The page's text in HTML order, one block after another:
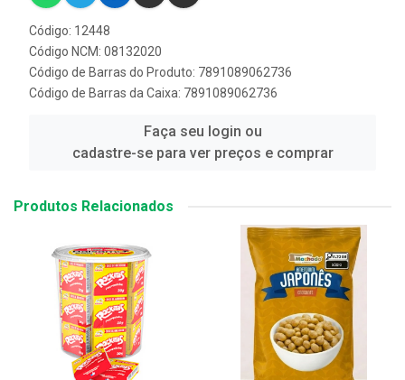
Código: 12448
Código NCM: 08132020
Código de Barras do Produto: 7891089062736
Código de Barras da Caixa: 7891089062736
Faça seu login ou
cadastre-se para ver preços e comprar
Produtos Relacionados